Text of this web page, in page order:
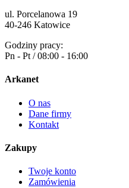
ul. Porcelanowa 19
40-246 Katowice
Godziny pracy:
Pn - Pt / 08:00 - 16:00
Arkanet
O nas
Dane firmy
Kontakt
Zakupy
Twoje konto
Zamówienia